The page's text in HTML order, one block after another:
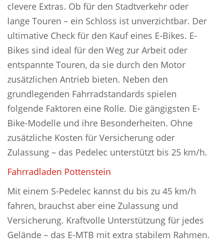
clevere Extras. Ob für den Stadtverkehr oder
lange Touren – ein Schloss ist unverzichtbar. Der
ultimative Check für den Kauf eines E-Bikes. E-
Bikes sind ideal für den Weg zur Arbeit oder
entspannte Touren, da sie durch den Motor
zusätzlichen Antrieb bieten. Neben den
grundlegenden Fahrradstandards spielen
folgende Faktoren eine Rolle. Die gängigsten E-
Bike-Modelle und ihre Besonderheiten. Ohne
zusätzliche Kosten für Versicherung oder
Zulassung – das Pedelec unterstützt bis 25 km/h.
Fahrradladen Pottenstein
Mit einem S-Pedelec kannst du bis zu 45 km/h
fahren, brauchst aber eine Zulassung und
Versicherung. Kraftvolle Unterstützung für jedes
Gelände – das E-MTB mit extra stabilem Rahmen.